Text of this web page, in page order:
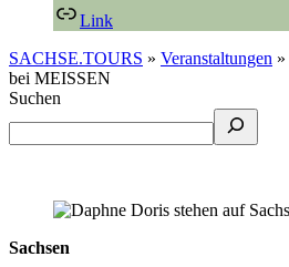
Link
SACHSE.TOURS » Veranstaltungen »
bei MEISSEN
Suchen
Sachsen